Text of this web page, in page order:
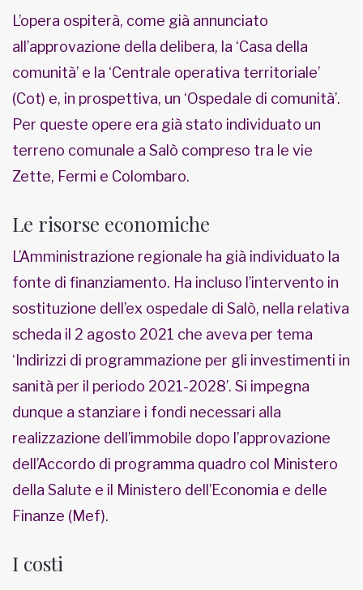
L’opera ospiterà, come già annunciato
all’approvazione della delibera, la ‘Casa della
comunità’ e la ‘Centrale operativa territoriale’
(Cot) e, in prospettiva, un ‘Ospedale di comunità’.
Per queste opere era già stato individuato un
terreno comunale a Salò compreso tra le vie
Zette, Fermi e Colombaro.
Le risorse economiche
L’Amministrazione regionale ha già individuato la
fonte di finanziamento. Ha incluso l’intervento in
sostituzione dell’ex ospedale di Salò, nella relativa
scheda il 2 agosto 2021 che aveva per tema
‘Indirizzi di programmazione per gli investimenti in
sanità per il periodo 2021-2028’. Si impegna
dunque a stanziare i fondi necessari alla
realizzazione dell’immobile dopo l’approvazione
dell’Accordo di programma quadro col Ministero
della Salute e il Ministero dell’Economia e delle
Finanze (Mef).
I costi